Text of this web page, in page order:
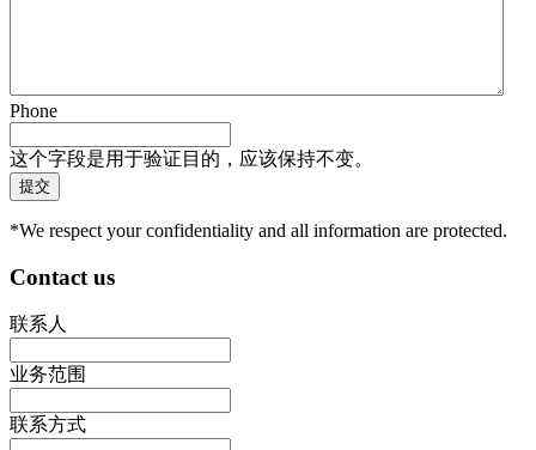
Phone
这个字段是用于验证目的，应该保持不变。
*We respect your confidentiality and all information are protected.
Contact us
联系人
业务范围
联系方式